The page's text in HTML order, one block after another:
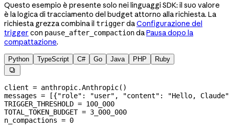
Questo esempio è presente solo nei linguaggi SDK: il suo valore
è la logica di tracciamento del budget attorno alla richiesta. La
richiesta grezza combina il triggerdaConfigurazione del
trigger con pause_after_compactiondaPausa dopo la
compattazione.
Python TypeScript C# Go Java PHP Ruby

client = anthropic.Anthropic()
messages = [{"role" : "user" , "content" :
"Hello, Claude"
TRIGGER_THRESHOLD = 100_000
TOTAL_TOKEN_BUDGET = 3_000_000
n_compactions = 0